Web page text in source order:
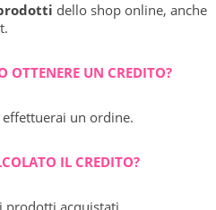
dello shop online, anche
OTTENERE UN CREDITO?
un ordine.
IL CREDITO?
prodotti acquistati.